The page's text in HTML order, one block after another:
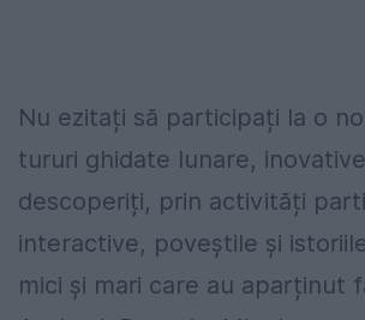
Nu ezitați să participați la o
tururi ghidate lunare,
descoperiți, prin activități
interactive, poveștile și
mici și mari care au aparținut